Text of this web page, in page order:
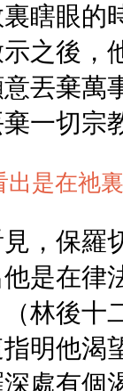
瞎眼的
之後，
丟棄萬
一切宗
是在祂
，保羅
他是在
林後十
明他渴
處有個